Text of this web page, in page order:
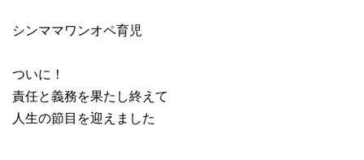
シンママワンオペ育児
ついに！
責任と義務を果たし終えて
人生の節目を迎えました